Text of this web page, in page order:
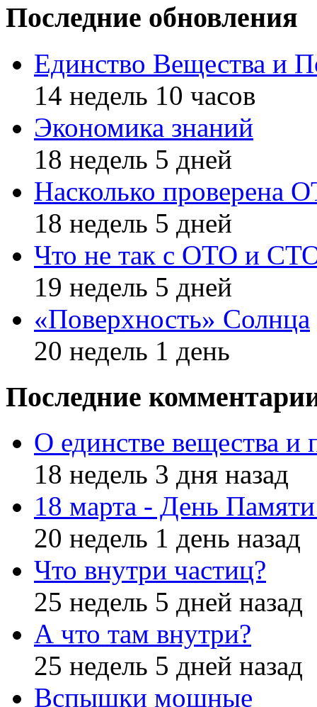
Последние обновления
Единство Вещества и
14 недель 10 часов
Экономика знаний
18 недель 5 дней
Насколько проверена
18 недель 5 дней
Что не так с ОТО и
19 недель 5 дней
«Поверхность» Солнца
20 недель 1 день
Последние
О единстве вещества и
18 недель 3 дня назад
18 марта - День
20 недель 1 день назад
Что внутри частиц?
25 недель 5 дней назад
А что там внутри?
25 недель 5 дней назад
Вспышки мощные